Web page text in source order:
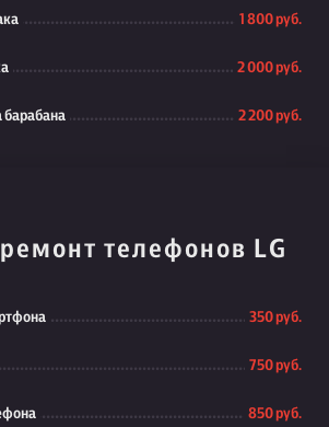
1 800 руб.
2 000 руб.
барабана 2 200 руб.
телефонов LG
350 руб.
750 руб.
850 руб.